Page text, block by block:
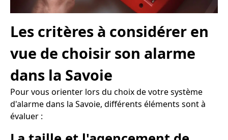
Les critères à considérer en
vue de choisir son alarme
dans la Savoie
Pour vous orienter lors du choix de votre système
d'alarme dans la Savoie, différents éléments sont à
évaluer :